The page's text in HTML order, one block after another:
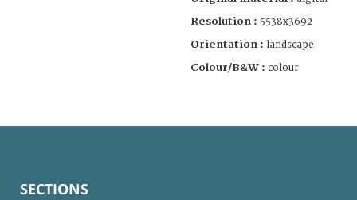
Resolution : 5538x3692
Orientation : landscape
Colour/B&W : colour
SECTIONS